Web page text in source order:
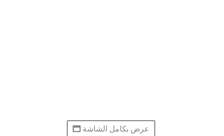
عرض بكامل الشاشة